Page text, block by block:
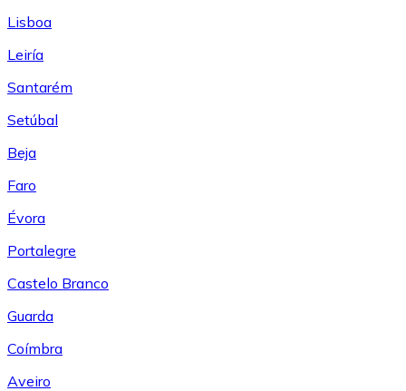
Lisboa
Leiría
Santarém
Setúbal
Beja
Faro
Évora
Portalegre
Castelo Branco
Guarda
Coímbra
Aveiro